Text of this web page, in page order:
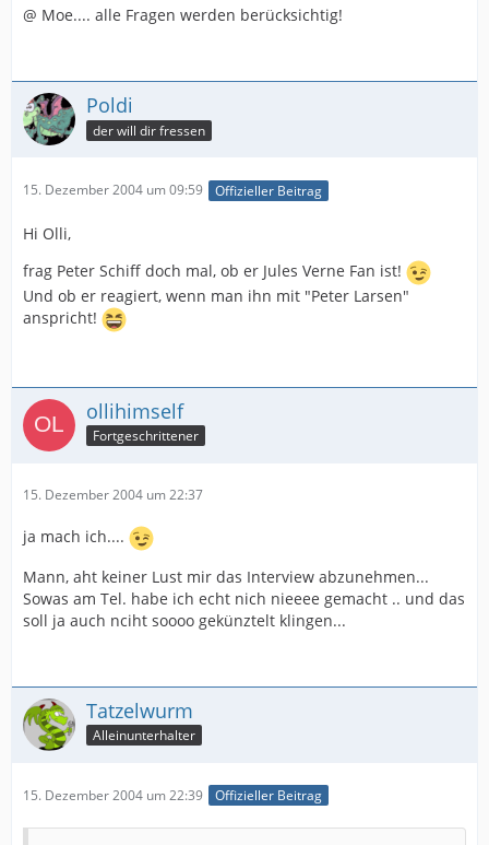
@ Moe.... alle Fragen werden berücksichtig!
Poldi
der will dir fressen
15. Dezember 2004 um 09:59 Offizieller Beitrag
Hi Olli,
frag Peter Schiff doch mal, ob er Jules Verne Fan ist!
Und ob er reagiert, wenn man ihn mit "Peter Larsen"
anspricht!
ollihimself
Fortgeschrittener
15. Dezember 2004 um 22:37
ja mach ich....
Mann, aht keiner Lust mir das Interview abzunehmen...
Sowas am Tel. habe ich echt nich nieeee gemacht .. und das
soll ja auch nciht soooo gekünztelt klingen...
Tatzelwurm
Alleinunterhalter
15. Dezember 2004 um 22:39 Offizieller Beitrag